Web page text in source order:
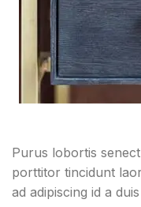
Purus lobortis
porttitor tincidunt
ad adipiscing id a